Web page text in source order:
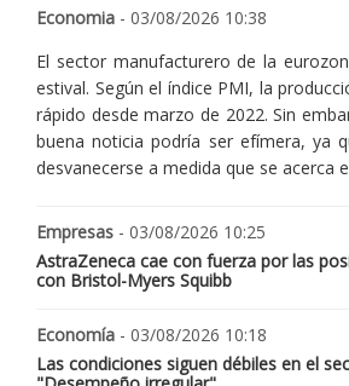
Economia - 03/08/2026 10:38
El sector manufacturero de la
estival. Según el índice PMI, la
rápido desde marzo de 2022. Sin
buena noticia podría ser efímera, ya
desvanecerse a medida que se acerca
Empresas - 03/08/2026 10:25
AstraZeneca cae con fuerza por las
con Bristol-Myers Squibb
Economía - 03/08/2026 10:18
Las condiciones siguen débiles en el